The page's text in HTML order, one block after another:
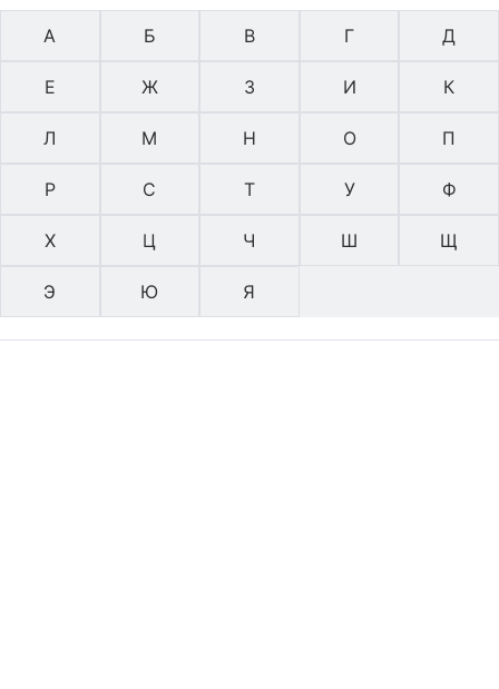
А Б В Г Д
Е Ж З И К
Л М Н О П
Р С Т У Ф
Х Ц Ч Ш Щ
Э Ю Я